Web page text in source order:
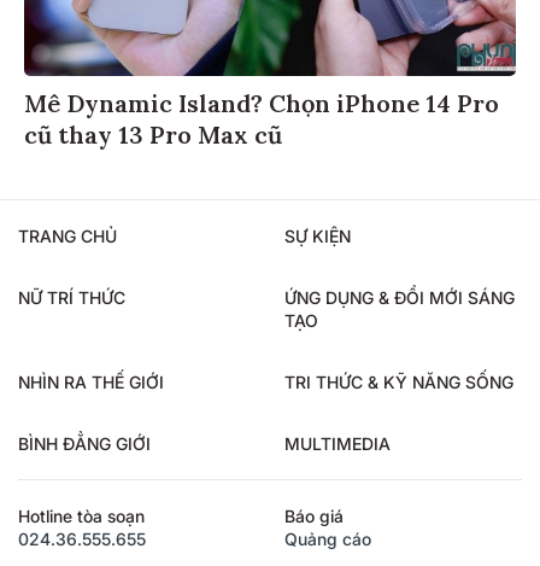
Mê Dynamic Island? Chọn iPhone 14 Pro
cũ thay 13 Pro Max cũ
TRANG CHỦ SỰ KIỆN
NỮ TRÍ THỨC
ỨNG DỤNG & ĐỔI MỚI SÁNG
TẠO
NHÌN RA THẾ GIỚI TRI THỨC & KỸ NĂNG SỐNG
BÌNH ĐẲNG GIỚI MULTIMEDIA
Hotline tòa soạn
024.36.555.655
Báo giá
Quảng cáo